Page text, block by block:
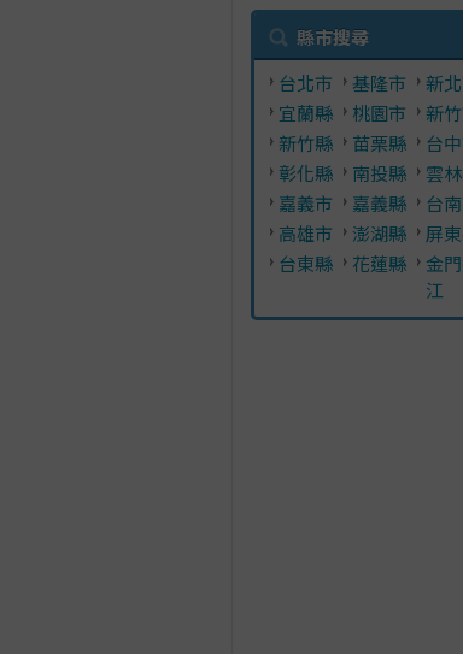
縣市搜尋
台北市 基隆市
新
宜蘭縣
桃園市
新
新竹縣
苗栗縣
台
彰化縣
南投縣
雲
嘉義市
嘉義縣
台
高雄市
澎湖縣
屏
台東縣
花蓮縣
金
江